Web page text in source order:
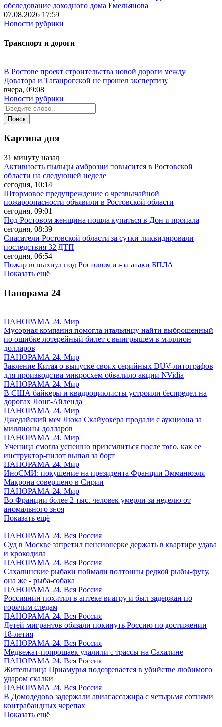
обследование доходного дома Емельянова
07.08.2026 17:59
Новости рубрики
Транспорт и дороги
В Ростове проект строительства новой дороги между
Доватора и Таганрогской не прошел экспертизу
вчера, 09:08
Новости рубрики
Картина дня
31 минуту назад
Активность пыльцы амброзии повысится в Ростовской
области на следующей неделе
сегодня, 10:14
Штормовое предупреждение о чрезвычайной
пожароопасности объявили в Ростовской области
сегодня, 09:01
Под Ростовом женщина пошла купаться в Дон и пропала
сегодня, 08:39
Спасатели Ростовской области за сутки ликвидировали
последствия 32 ДТП
сегодня, 06:54
Пожар вспыхнул под Ростовом из-за атаки БПЛА
Показать ещё
Панорама 24
ПАНОРАМА 24. Мир
Мусорная компания помогла итальянцу найти выброшенный
по ошибке лотерейный билет с выигрышем в миллион
долларов
ПАНОРАМА 24. Мир
Завление Китая о выпуске своих серийных DUV-литографов
для производства микросхем обвалило акции NVidia
ПАНОРАМА 24. Мир
В США байкеры и квадроциклисты устроили беспредел на
дорогах Лонг-Айленда
ПАНОРАМА 24. Мир
Джедайский меч Люка Скайуокера продали с аукциона за
миллионы долларов
ПАНОРАМА 24. Мир
Ученица смогла успешно приземлиться после того, как ее
инструктор-пилот выпал за борт
ПАНОРАМА 24. Мир
ИноСМИ: покушение на президента Франции Эмманюэля
Макрона совершено в Сирии
ПАНОРАМА 24. Мир
Во Франции более 2 тыс. человек умерли за неделю от
аномального зноя
Показать ещё
ПАНОРАМА 24. Вся Россия
Суд в Москве запретил пенсионерке держать в квартире удава
и крокодила
ПАНОРАМА 24. Вся Россия
Сахалинские рыбаки поймали полтонны редкой рыбы-фугу,
она же - рыба-собака
ПАНОРАМА 24. Вся Россия
Россиянин похитил в аптеке виагру и был задержан по
горячим следам
ПАНОРАМА 24. Вся Россия
Детей мигрантов обязали покинуть Россию по достижении
18-летия
ПАНОРАМА 24. Вся Россия
Медвежат-попрошаек удалили с трассы на Сахалине
ПАНОРАМА 24. Вся Россия
Жительница Приамурья подозревается в убийстве любимого
ударом скалки
ПАНОРАМА 24. Вся Россия
В Домодедово задержали авиапассажира с четырьмя сотнями
контрабандных черепах
Показать ещё